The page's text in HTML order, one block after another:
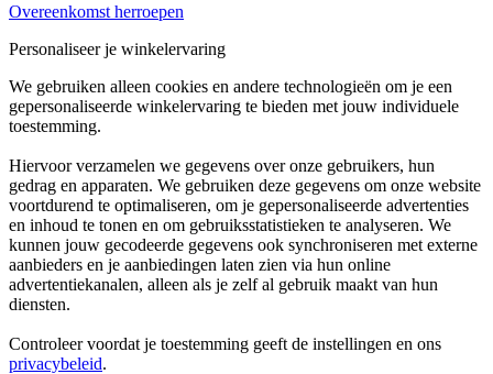
Overeenkomst herroepen
Personaliseer je winkelervaring
We gebruiken alleen cookies en andere technologieën om je een
gepersonaliseerde winkelervaring te bieden met jouw individuele
toestemming.
Hiervoor verzamelen we gegevens over onze gebruikers, hun
gedrag en apparaten. We gebruiken deze gegevens om onze website
voortdurend te optimaliseren, om je gepersonaliseerde advertenties
en inhoud te tonen en om gebruiksstatistieken te analyseren. We
kunnen jouw gecodeerde gegevens ook synchroniseren met externe
aanbieders en je aanbiedingen laten zien via hun online
advertentiekanalen, alleen als je zelf al gebruik maakt van hun
diensten.
Controleer voordat je toestemming geeft de instellingen en ons
privacybeleid.